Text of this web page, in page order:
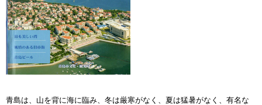
青島は、山を背に海に臨み、冬は厳寒がなく、夏は猛暑がなく、有名な